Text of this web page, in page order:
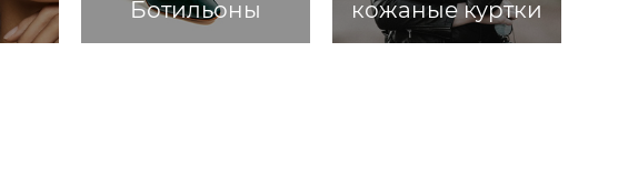
Ботильоны кожаные куртки